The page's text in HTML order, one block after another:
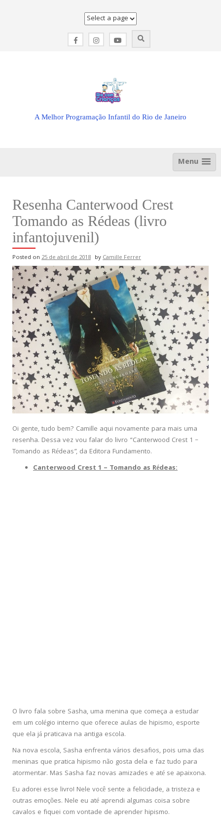
A Melhor Programação Infantil do Rio de Janeiro
Menu
Resenha Canterwood Crest
Tomando as Rédeas (livro
infantojuvenil)
Posted on 25 de abril de 2018 byCamille Ferrer
Oi gente, tudo bem? Camille aqui novamente para mais uma
resenha. Dessa vez vou falar do livro “Canterwood Crest 1 –
Tomando as Rédeas”, da Editora Fundamento.
Canterwood Crest 1 – Tomando as Rédeas:
O livro fala sobre Sasha, uma menina que começa a estudar
em um colégio interno que oferece aulas de hipismo, esporte
que ela já praticava na antiga escola.
Na nova escola, Sasha enfrenta vários desafios, pois uma das
meninas que pratica hipismo não gosta dela e faz tudo para
atormentar. Mas Sasha faz novas amizades e até se apaixona.
Eu adorei esse livro! Nele você sente a felicidade, a tristeza e
outras emoções. Nele eu até aprendi algumas coisa sobre
cavalos e fiquei com vontade de aprender hipismo.